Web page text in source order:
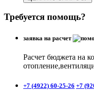
Требуется помощь?
заявка на расчет
Расчет бюджета на
+7 (4922) 60-25-26 +7